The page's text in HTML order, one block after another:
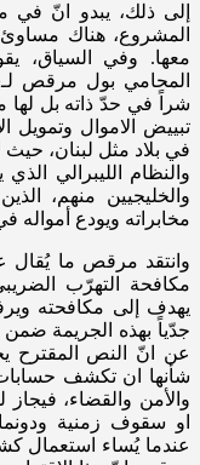
إلى ذلك، يبدو انّ في
المشروع، هناك مساوئ
معها. وفي السياق،
المحامي بول مرقص
شراً في حدّ ذاته بل لها
تبييض الاموال وتمويل
في بلاد مثل لبنان، حيث
والنظام الليبرالي
والخليجيين منهم،
مخابراته ويودع أمواله
وانتقد مرقص ما يُقال
يهدف إلى مكافحته
جدّياً بهذه الجريمة ضمن
عن انّ النص المقترح
شأنها ان تكشف حسابات
والأمن والقضاء،
او سقوف زمنية
عندما يُساء استعمال